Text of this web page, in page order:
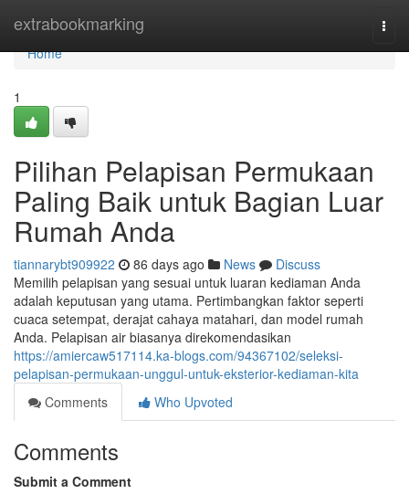
extrabookmarking
Home
Home
1
Pilihan Pelapisan Permukaan
Paling Baik untuk Bagian Luar
Rumah Anda
tiannarybt909922 86 days ago News
Discuss
Memilih pelapisan yang sesuai untuk luaran kediaman Anda
adalah keputusan yang utama. Pertimbangkan faktor seperti
cuaca setempat, derajat cahaya matahari, dan model rumah
Anda. Pelapisan air biasanya direkomendasikan
https://amiercaw517114.ka-blogs.com/94367102/seleksi-
pelapisan-permukaan-unggul-untuk-eksterior-kediaman-kita
Comments
Who Upvoted
Comments
Submit a Comment